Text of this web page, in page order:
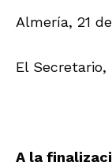
Almería, 21
El Secretario,
A la